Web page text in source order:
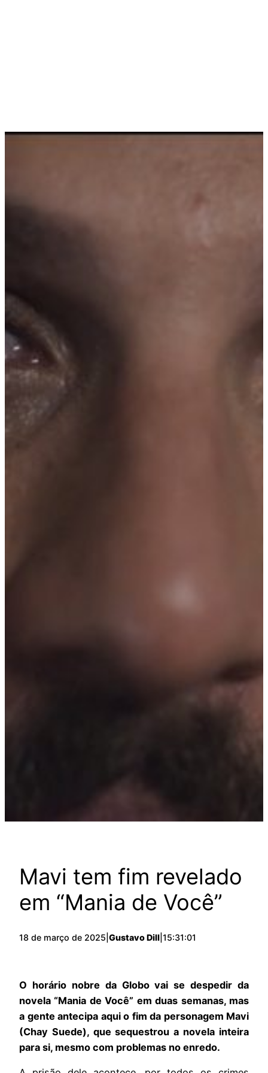
Mavi tem fim revelado
em “Mania de Você”
18 de março de 2025 Gustavo Dill 15:31:01
O horário nobre da Globo vai se despedir da
novela “Mania de Você” em duas semanas, mas
a gente antecipa aqui o fim da personagem Mavi
(Chay Suede), que sequestrou a novela inteira
para si, mesmo com problemas no enredo.